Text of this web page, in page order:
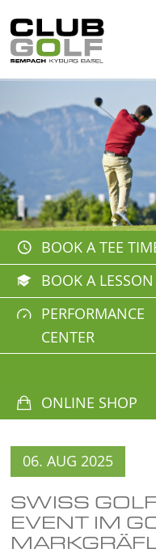
BOOK A TEE
BOOK A LESSON
PERFORMANCE
CENTER
ONLINE SHOP
06. AUG 2025
SWISS
EVENT IM